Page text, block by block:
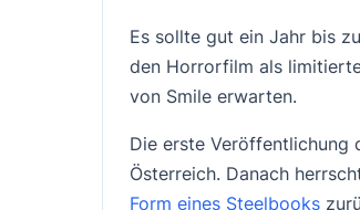
Es sollte gut ein Jahr bis
den Horrorfilm als
von Smile erwarten.
Die erste Veröffentlichung
Österreich. Danach
Form eines Steelbooks